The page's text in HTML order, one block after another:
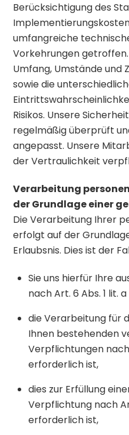
Berücksichtigung des
umfangreiche
Vorkehrungen
Umfang, Umstände und
sowie die
Risikos. Unsere
regelmäßig überprüft
angepasst. Unsere
der Vertraulichkeit
Verarbeitung
der Grundlage einer
Die Verarbeitung Ihrer
erfolgt auf der
Erlaubsnis. Dies ist der
Sie uns hierfür Ihre
nach Art. 6 Abs. 1 lit.
die Verarbeitung für
Ihnen bestehenden
Verpflichtungen nach
erforderlich ist,
dies zur Erfüllung
Verpflichtung nach
erforderlich ist,